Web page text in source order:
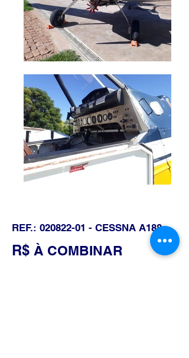
REF.: 020822-01 - CESSNA A188
R$ À COMBINAR